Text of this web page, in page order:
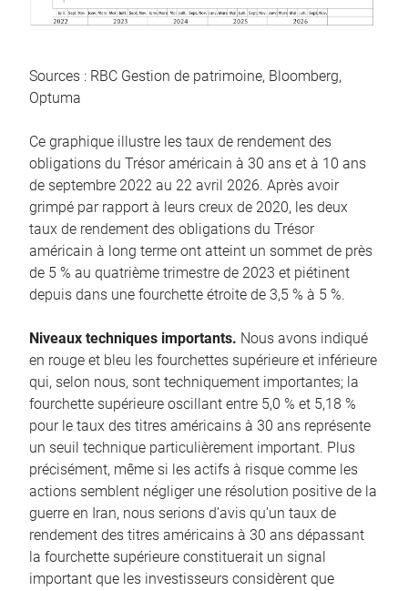
Sources : RBC Gestion de patrimoine, Bloomberg,
Optuma
Ce graphique illustre les taux de rendement des
obligations du Trésor américain à 30 ans et à 10 ans
de septembre 2022 au 22 avril 2026. Après avoir
grimpé par rapport à leurs creux de 2020, les deux
taux de rendement des obligations du Trésor
américain à long terme ont atteint un sommet de près
de 5 % au quatrième trimestre de 2023 et piétinent
depuis dans une fourchette étroite de 3,5 % à 5 %.
Niveaux techniques importants. Nous avons indiqué
en rouge et bleu les fourchettes supérieure et inférieure
qui, selon nous, sont techniquement importantes; la
fourchette supérieure oscillant entre 5,0 % et 5,18 %
pour le taux des titres américains à 30 ans représente
un seuil technique particulièrement important. Plus
précisément, même si les actifs à risque comme les
actions semblent négliger une résolution positive de la
guerre en Iran, nous serions d’avis qu’un taux de
rendement des titres américains à 30 ans dépassant
la fourchette supérieure constituerait un signal
important que les investisseurs considèrent que